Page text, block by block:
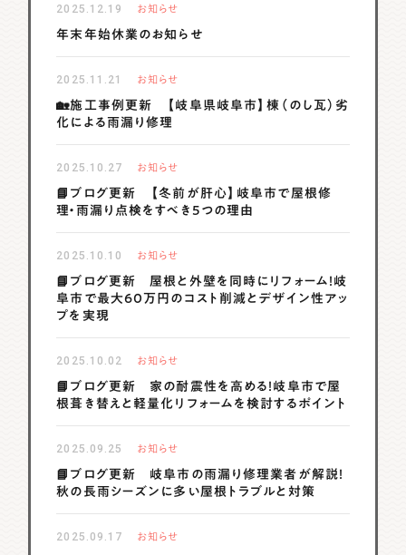
2025.12.19 お知らせ
年末年始休業のお知らせ
2025.11.21 お知らせ
🏡施工事例更新 【岐阜県岐阜市】棟（のし瓦）劣
化による雨漏り修理
2025.10.27 お知らせ
📘ブログ更新 【冬前が肝心】岐阜市で屋根修
理・雨漏り点検をすべき5つの理由
2025.10.10 お知らせ
📘ブログ更新 屋根と外壁を同時にリフォーム！岐
阜市で最大60万円のコスト削減とデザイン性アッ
プを実現
2025.10.02 お知らせ
📘ブログ更新 家の耐震性を高める！岐阜市で屋
根葺き替えと軽量化リフォームを検討するポイント
2025.09.25 お知らせ
📘ブログ更新 岐阜市の雨漏り修理業者が解説！
秋の長雨シーズンに多い屋根トラブルと対策
2025.09.17 お知らせ